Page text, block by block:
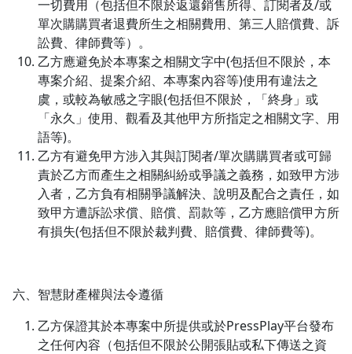
一切費用（包括但不限於返還銷售所得、訂閱者及/或
單次購購買者退費所生之相關費用、第三人賠償費、訴
訟費、律師費等）。
乙方應避免於本專案之相關文字中(包括但不限於，本
專案介紹、提案介紹、本專案內容等)使用有違法之
虞，或較為敏感之字眼(包括但不限於，「終身」或
「永久」使用、觀看及其他甲方所指定之相關文字、用
語等)。
乙方有避免甲方涉入其與訂閱者/單次購購買者或可歸
責於乙方而產生之相關糾紛或爭議之義務，如致甲方涉
入者，乙方負有相關爭議解決、說明及配合之責任，如
致甲方遭訴訟求償、賠償、罰款等，乙方應賠償甲方所
有損失(包括但不限於裁判費、賠償費、律師費等)。
六、智慧財產權與法令遵循
乙方保證其於本專案中所提供或於PressPlay平台發布
之任何內容（包括但不限於公開張貼或私下傳送之資
沒有待播放的清單
去逛逛